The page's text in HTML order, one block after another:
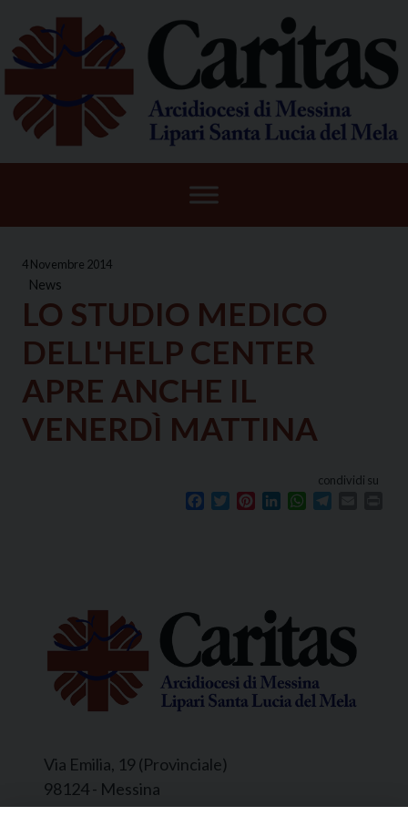
content
4 Novembre 2014
News
LO STUDIO MEDICO
DELL'HELP CENTER
APRE ANCHE IL
VENERDÌ MATTINA
condividi su
Facebook
TwitterPinterestLinkedInWhatsApp
Via Emilia, 19 (Provinciale)
98124 - Messina